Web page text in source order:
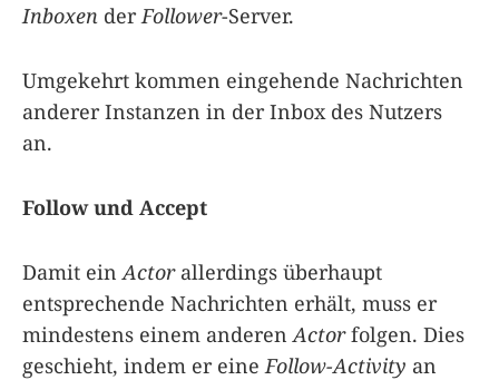
Inboxen der Follower-Server.
Umgekehrt kommen eingehende Nachrichten
anderer Instanzen in der Inbox des Nutzers
an.
Follow und Accept
Damit ein Actorallerdings überhaupt
entsprechende Nachrichten erhält, muss er
mindestens einem anderen Actorfolgen. Dies
geschieht, indem er eine Follow-Activity an